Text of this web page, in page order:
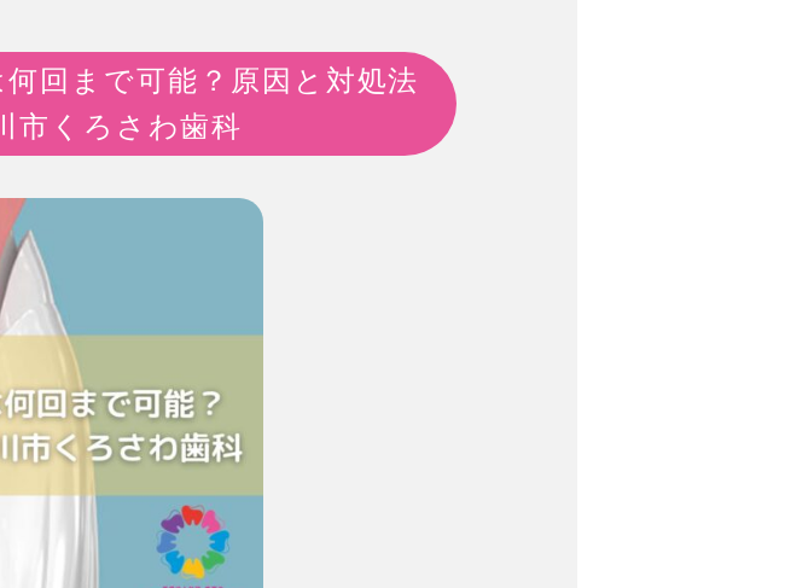
回まで可能？原因と対処法
市くろさわ歯科